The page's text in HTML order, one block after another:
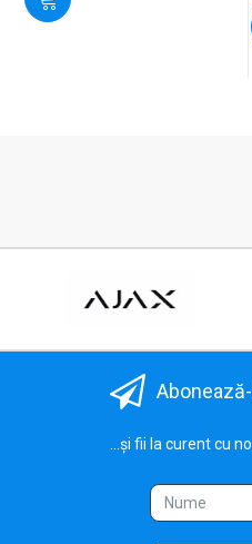
...și fii la curent cu